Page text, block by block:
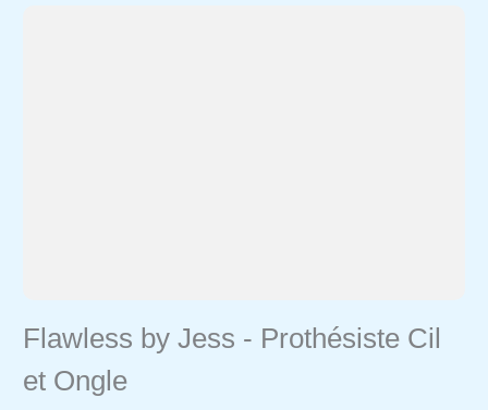
Flawless by Jess - Prothésiste Cil
et Ongle